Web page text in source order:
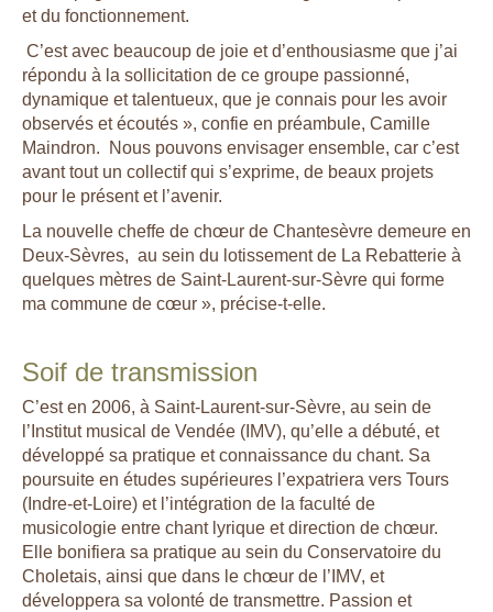
et du fonctionnement.
C’est avec beaucoup de joie et d’enthousiasme que j’ai
répondu à la sollicitation de ce groupe passionné,
dynamique et talentueux, que je connais pour les avoir
observés et écoutés », confie en préambule, Camille
Maindron.
Nous pouvons envisager ensemble, car c’est
avant tout un collectif qui s’exprime, de beaux projets
pour le présent et l’avenir.
La nouvelle cheffe de chœur de Chantesèvre demeure en
Deux-Sèvres, au sein du lotissement de La Rebatterie à
quelques mètres de Saint-Laurent-sur-Sèvre qui forme
ma commune de cœur », précise-t-elle.
Soif de transmission
C’est en 2006, à Saint-Laurent-sur-Sèvre, au sein de
l’Institut musical de Vendée (IMV), qu’elle a débuté, et
développé sa pratique et connaissance du chant. Sa
poursuite en études supérieures l’expatriera vers Tours
(Indre-et-Loire) et l’intégration de la faculté de
musicologie entre chant lyrique et direction de chœur.
Elle bonifiera sa pratique au sein du Conservatoire du
Choletais, ainsi que dans le chœur de l’IMV, et
développera sa volonté de transmettre. Passion et